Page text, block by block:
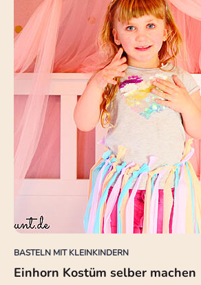
BASTELN MIT KLEINKINDERN
Einhorn Kostüm selber machen